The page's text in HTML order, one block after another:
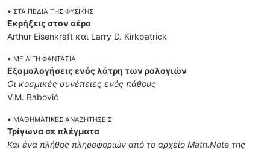
• ΣΤΑ ΠΕΔΙΑ ΤΗΣ ΦΥΣΙΚΗΣ
Εκρήξεις στον αέρα
Arthur Eisenkraft και Larry D. Kirkpatrick
• ΜΕ ΛΙΓΗ ΦΑΝΤΑΣΙΑ
Eξομολογήσεις ενός λάτρη των ρολογιών
Οι κοσμικές συνέπειες ενός πάθους
V.M. Babović
• ΜΑΘΗΜΑΤΙΚΕΣ ΑΝΑΖΗΤΗΣΕΙΣ
Τρίγωνα σε πλέγματα
Και ένα πλήθος πληροφοριών από το αρχείο Math.Note της